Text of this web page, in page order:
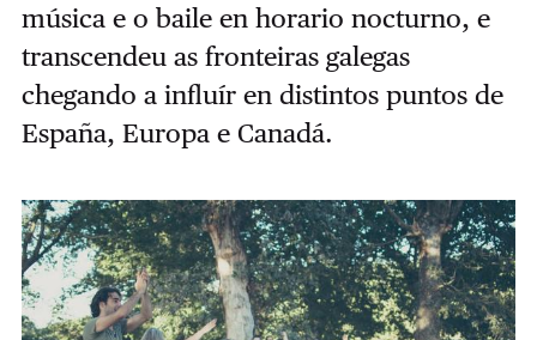
música e o baile en horario nocturno, e
transcendeu as fronteiras galegas
chegando a influír en distintos puntos de
España, Europa e Canadá.